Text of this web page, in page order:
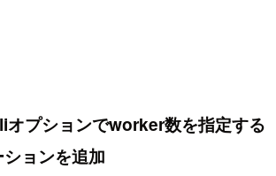
プションでworker数を指定する
ョンを追加